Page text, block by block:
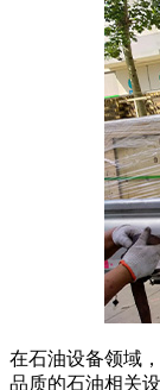
在石油设备领域
品质的石油相关